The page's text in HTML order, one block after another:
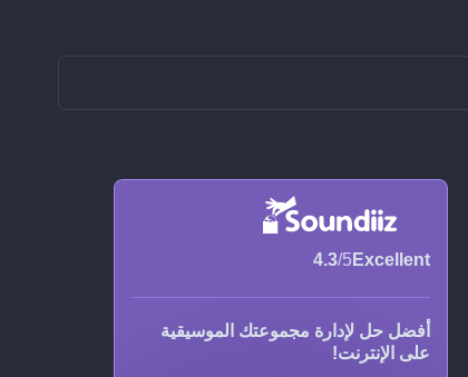
Excellent
4.3/5
أفضل حل لإدارة مجموعتك الموسيقية
على الإنترنت!